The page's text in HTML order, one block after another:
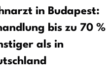
in Budapest:
bis zu 70 %
als in